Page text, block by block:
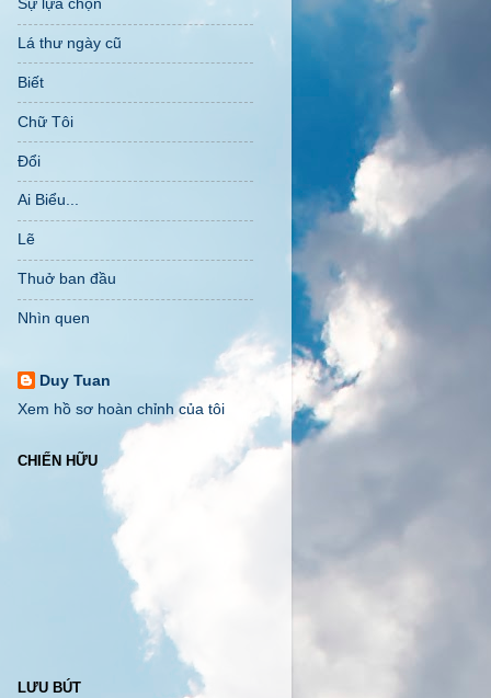
Sự lựa chọn
Lá thư ngày cũ
Biết
Chữ Tôi
Đổi
Ai Biểu...
Lẽ
Thuở ban đầu
Nhìn quen
Duy Tuan
Xem hồ sơ hoàn chỉnh của tôi
CHIẾN HỮU
LƯU BÚT